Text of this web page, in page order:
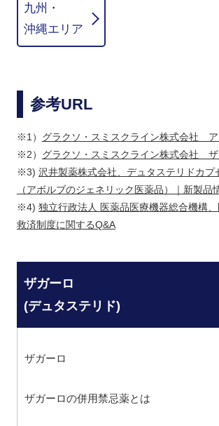
九州・
沖縄エリア
参考URL
※1） グラクソ・スミスクライン株式会社
※2） グラクソ・スミスクライン株式会社
※3) 沢井製薬株式会社、デュタステリドカプ
（アボルブのジェネリック医薬品）｜新製品
※4) 独立行政法人 医薬品医療機器総合機構
救済制度に関するQ&A
ザガーロ
(デュタステリド)
ザガーロ
ザガーロの併用禁忌薬とは